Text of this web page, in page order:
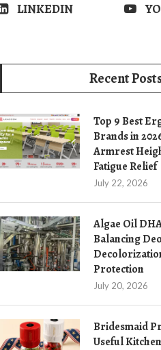
LINKEDIN
Recent
Top 9 Best
Brands in
Armrest
Fatigue Relief
July 22, 2026
Algae Oil
Balancing
Protection
July 20, 2026
Bridesmaid
Useful